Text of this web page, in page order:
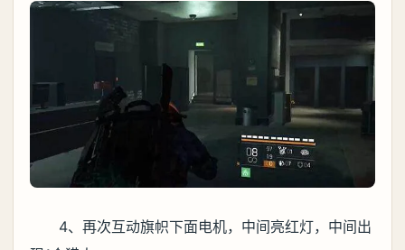
4、再次互动旗帜下面电机，中间亮红灯，中间出